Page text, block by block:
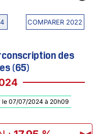
COMPARER 2022
des
(65)
le 07/07/2024 à 20h09